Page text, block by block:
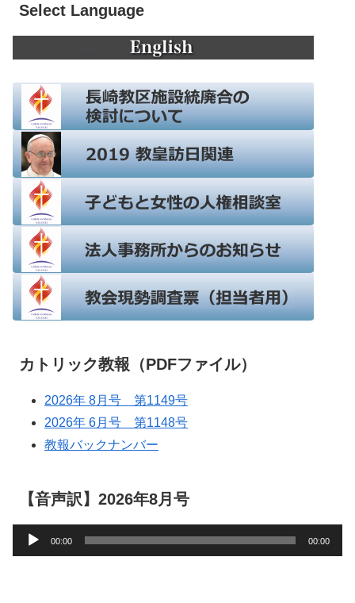
Select Language
カトリック教報（PDFファイル）
2026年 8月号 第1149号
2026年 6月号 第1148号
教報バックナンバー
【音声訳】2026年8月号
声
00:00 00:00